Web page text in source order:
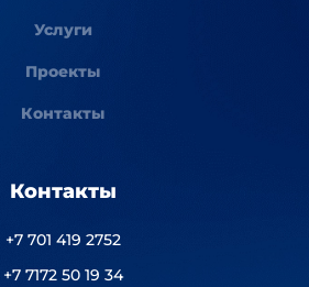
Услуги
Проекты
Контакты
Контакты
+7 701 419 2752
+7 7172 50 19 34